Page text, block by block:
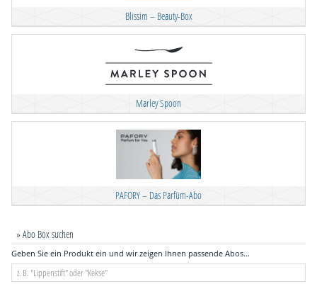
Blissim – Beauty-Box
Marley Spoon
PAFORY – Das Parfüm-Abo
» Abo Box suchen
Geben Sie ein Produkt ein und wir zeigen Ihnen passende Abos...